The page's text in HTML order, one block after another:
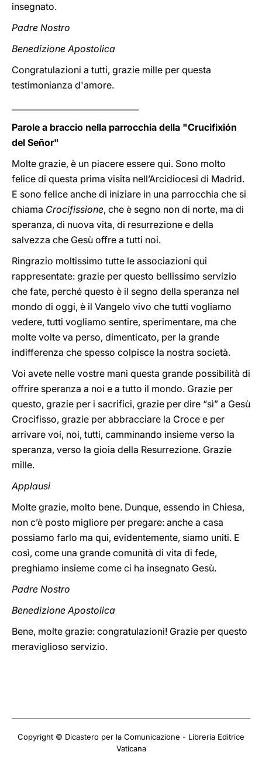
insegnato.
Padre Nostro
Benedizione Apostolica
Congratulazioni a tutti, grazie mille per questa
testimonianza d'amore.
Parole a braccio nella parrocchia della "Crucifixión
del Señor"
Molte grazie, è un piacere essere qui. Sono molto
felice di questa prima visita nell’Arcidiocesi di Madrid.
E sono felice anche di iniziare in una parrocchia che si
chiama Crocifissione, che è segno non di norte, ma di
speranza, di nuova vita, di resurrezione e della
salvezza che Gesù offre a tutti noi.
Ringrazio moltissimo tutte le associazioni qui
rappresentate: grazie per questo bellissimo servizio
che fate, perché questo è il segno della speranza nel
mondo di oggi, è il Vangelo vivo che tutti vogliamo
vedere, tutti vogliamo sentire, sperimentare, ma che
molte volte va perso, dimenticato, per la grande
indifferenza che spesso colpisce la nostra società.
Voi avete nelle vostre mani questa grande possibilità di
offrire speranza a noi e a tutto il mondo. Grazie per
questo, grazie per i sacrifici, grazie per dire “sì” a Gesù
Crocifisso, grazie per abbracciare la Croce e per
arrivare voi, noi, tutti, camminando insieme verso la
speranza, verso la gioia della Resurrezione. Grazie
mille.
Applausi
Molte grazie, molto bene. Dunque, essendo in Chiesa,
non c’è posto migliore per pregare: anche a casa
possiamo farlo ma qui, evidentemente, siamo uniti. E
così, come una grande comunità di vita di fede,
preghiamo insieme come ci ha insegnato Gesù.
Padre Nostro
Benedizione Apostolica
Bene, molte grazie: congratulazioni! Grazie per questo
meraviglioso servizio.
Copyright © Dicastero per la Comunicazione - Libreria Editrice
Vaticana